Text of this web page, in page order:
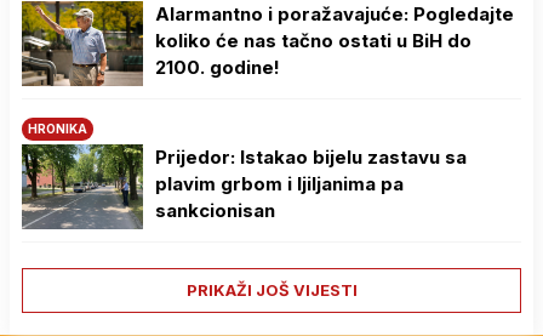
Alarmantno i poražavajuće: Pogledajte
koliko će nas tačno ostati u BiH do
2100. godine!
HRONIKA
Prijedor: Istakao bijelu zastavu sa
plavim grbom i ljiljanima pa
sankcionisan
PRIKAŽI JOŠ VIJESTI